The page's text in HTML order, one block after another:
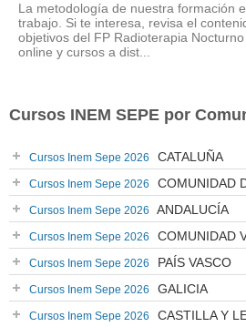
La metodología de nuestra formación
trabajo. Si te interesa, revisa el
objetivos del FP Radioterapia
online y cursos a dist...
Cursos INEM SEPE por
Cursos Inem Sepe 2026 CATALUÑA
Cursos Inem Sepe 2026 COMUNIDAD
Cursos Inem Sepe 2026 ANDALUCÍA
Cursos Inem Sepe 2026 COMUNIDAD
Cursos Inem Sepe 2026 PAÍS VASCO
Cursos Inem Sepe 2026 GALICIA
Cursos Inem Sepe 2026 CASTILLA Y